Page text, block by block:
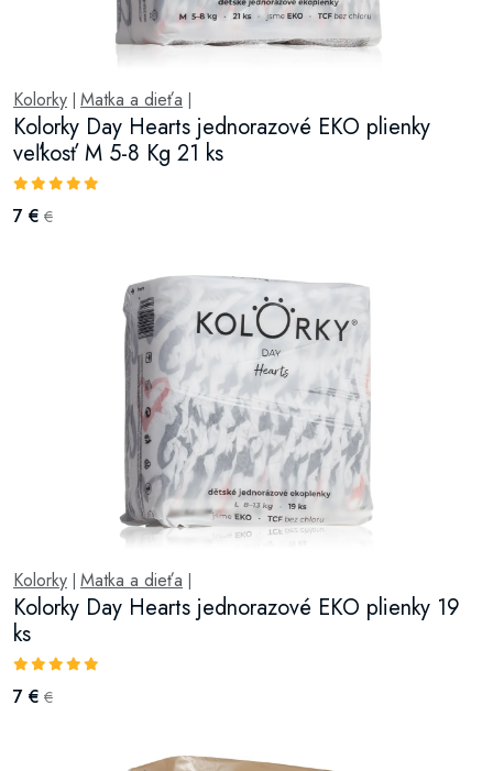
Kolorky Matka a dieťa
Kolorky Day Hearts jednorazové EKO plienky
veľkosť M 5-8 Kg 21 ks
7 € €
Kolorky Matka a dieťa
Kolorky Day Hearts jednorazové EKO plienky 19
ks
7 € €